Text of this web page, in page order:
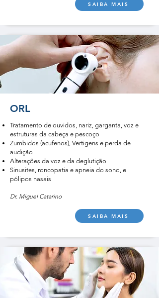
SAIBA MAIS
ORL
Tratamento de ouvidos, nariz, garganta, voz e
estruturas da cabeça e pescoço
Zumbidos (acufenos), Vertigens e perda de
audição
Alterações da voz e da deglutição
Sinusites, roncopatia e apneia do sono, e
pólipos nasais
Dr. Miguel Catarino
SAIBA MAIS